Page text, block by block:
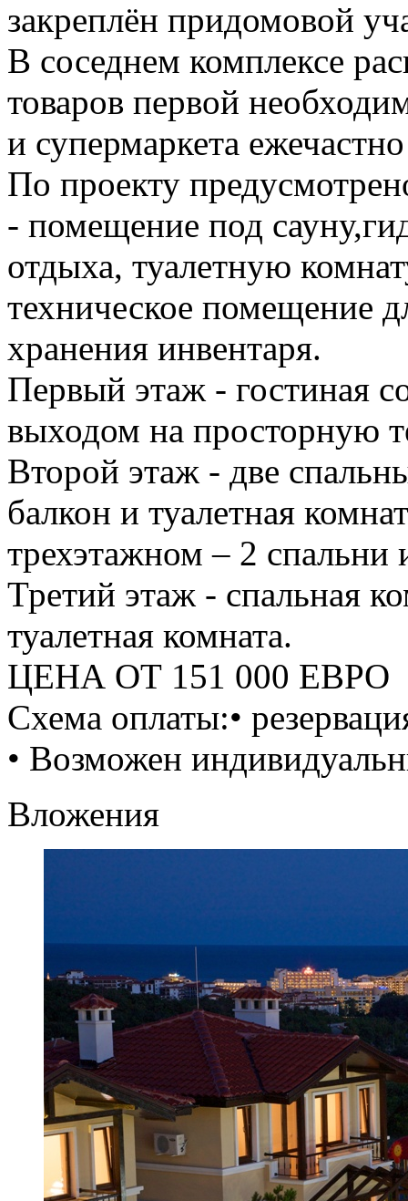
закреплён придомовой
В соседнем комплексе
товаров первой
и супермаркета
По проекту
- помещение под
отдыха, туалетную
техническое помещение
хранения инвентаря.
Первый этаж - гостиная
выходом на просторную
Второй этаж - две
балкон и туалетная
трехэтажном – 2 спальни
Третий этаж - спальная
туалетная комната.
ЦЕНА ОТ 151 000 ЕВРО
Схема оплаты:•
• Возможен
Вложения